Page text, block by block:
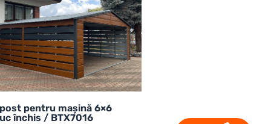
pentru mașină 6×6
închis / BTX7016